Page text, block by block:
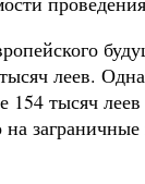
леев.
тысяч